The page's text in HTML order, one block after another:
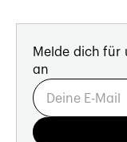
Melde dich für
an